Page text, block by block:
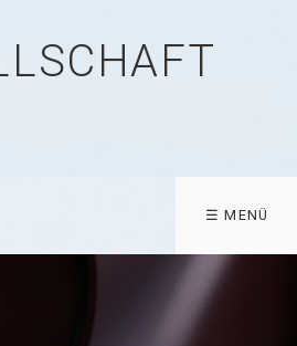
☰ MENÜ